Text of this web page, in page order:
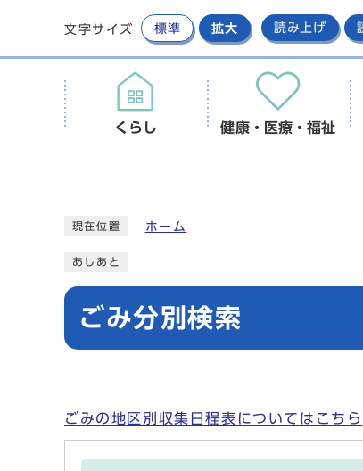
文字サイズ 標準 拡大 読み上げ
くらし 健康・医療・福祉
現在位置 ホーム
あしあと
ごみ分別検索
ごみの地区別収集日程表についてはこちら